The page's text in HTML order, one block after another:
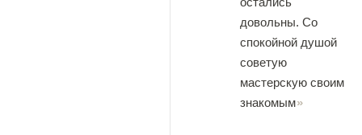
довольны. Со
спокойной душой
советую
мастерскую своим
знакомым